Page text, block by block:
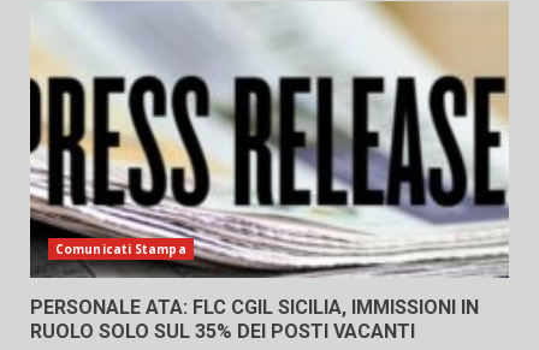
Comunicati Stampa
PERSONALE ATA: FLC CGIL SICILIA, IMMISSIONI IN
RUOLO SOLO SUL 35% DEI POSTI VACANTI